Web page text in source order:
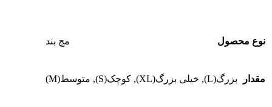
نوع محصول مچ بند
مقدار بزرگ(L) , خیلی بزرگ(XL) , کوچک(S) , متوسط(M)